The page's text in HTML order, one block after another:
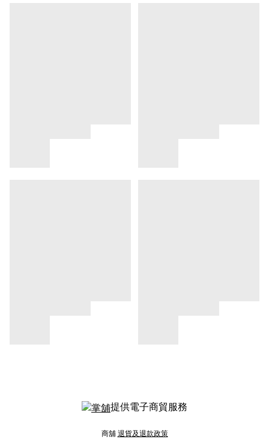
提供電子商貿服務
商舖 退貨及退款政策